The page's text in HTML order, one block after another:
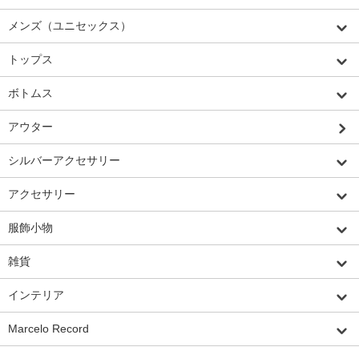
メンズ（ユニセックス）
トップス
ボトムス
アウター
シルバーアクセサリー
アクセサリー
服飾小物
雑貨
インテリア
Marcelo Record